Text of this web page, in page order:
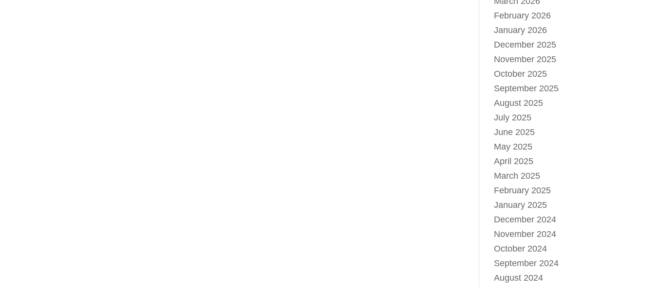
February 2026
January 2026
December 2025
November 2025
October 2025
September 2025
August 2025
July 2025
June 2025
May 2025
April 2025
March 2025
February 2025
January 2025
December 2024
November 2024
October 2024
September 2024
August 2024